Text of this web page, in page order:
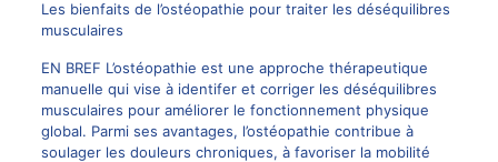
Les bienfaits de l’ostéopathie pour traiter les déséquilibres
musculaires
EN BREF L’ostéopathie est une approche thérapeutique
manuelle qui vise à identifer et corriger les déséquilibres
musculaires pour améliorer le fonctionnement physique
global. Parmi ses avantages, l’ostéopathie contribue à
soulager les douleurs chroniques, à favoriser la mobilité